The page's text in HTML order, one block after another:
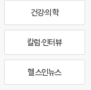
건강·의학
칼럼·인터뷰
헬스인뉴스